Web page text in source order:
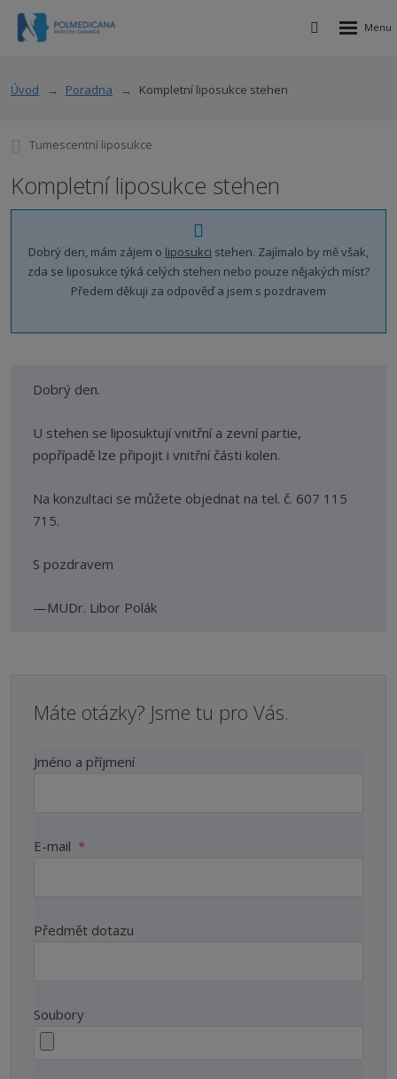
Vyhledávání
Rozbalení
Úvod Poradna Kompletní liposukce stehen
Tumescentní liposukce
Kompletní liposukce stehen
Dobrý den, mám zájem o liposukci stehen. Zajímalo by mě však,
zda se liposukce týká celých stehen nebo pouze nějakých míst?
Předem děkuji za odpověď a jsem s pozdravem
Dobrý den.
U stehen se liposuktují vnitřní a zevní partie,
popřípadě lze připojit i vnitřní části kolen.
Na konzultaci se můžete objednat na tel. č. 607 115
715.
S pozdravem
MUDr. Libor Polák
Máte otázky? Jsme tu pro Vás.
Jméno a příjmení
E-mail *
Předmět dotazu
Soubory